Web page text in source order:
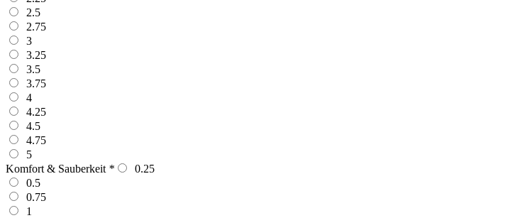
2.5
2.75
3
3.25
3.5
3.75
4
4.25
4.5
4.75
5
Komfort & Sauberkeit *
0.25
0.5
0.75
1